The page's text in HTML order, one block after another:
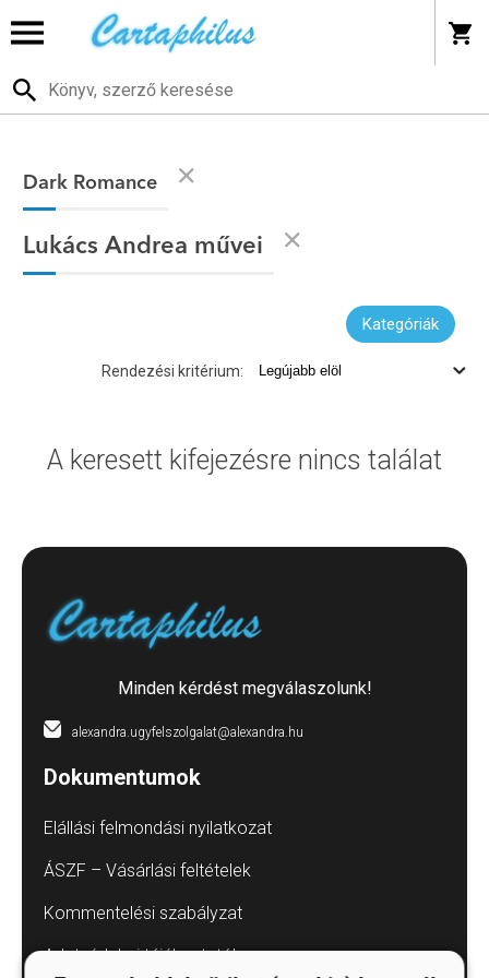
Dark Romance
Lukács Andrea művei
Kategóriák
Rendezési kritérium:
A keresett kifejezésre nincs találat
Minden kérdést megválaszolunk!
alexandra.ugyfelszolgalat@alexandra.hu
Dokumentumok
Elállási felmondási nyilatkozat
ÁSZF – Vásárlási feltételek
Kommentelési szabályzat
Adatvédelmi tájékoztatók